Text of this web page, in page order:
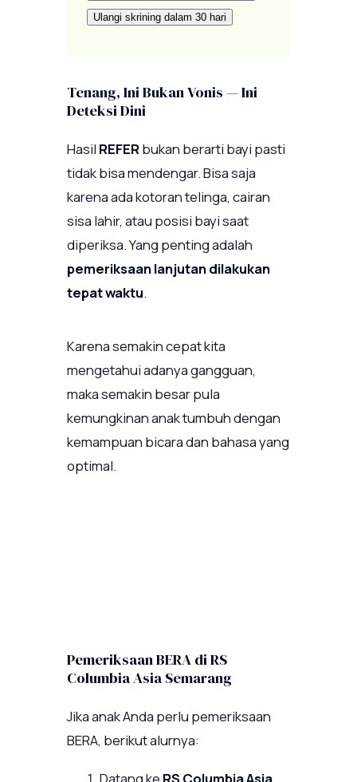
Ulangi skrining dalam 30 hari
Tenang, Ini Bukan Vonis — Ini
Deteksi Dini
Hasil REFERbukan berarti bayi pasti
tidak bisa mendengar. Bisa saja
karena ada kotoran telinga, cairan
sisa lahir, atau posisi bayi saat
diperiksa. Yang penting adalah
pemeriksaan lanjutan dilakukan
tepat waktu.
Karena semakin cepat kita
mengetahui adanya gangguan,
maka semakin besar pula
kemungkinan anak tumbuh dengan
kemampuan bicara dan bahasa yang
optimal.
Pemeriksaan BERA di RS
Columbia Asia Semarang
Jika anak Anda perlu pemeriksaan
BERA, berikut alurnya:
Datang ke RS Columbia Asia